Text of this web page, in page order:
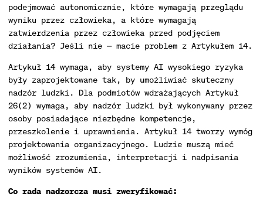
podejmować autonomicznie, które wymagają przeglądu
wyniku przez człowieka, a które wymagają
zatwierdzenia przez człowieka przed podjęciem
działania? Jeśli nie — macie problem z Artykułem 14.
Artykuł 14 wymaga, aby systemy AI wysokiego ryzyka
były zaprojektowane tak, by umożliwiać skuteczny
nadzór ludzki. Dla podmiotów wdrażających Artykuł
26(2) wymaga, aby nadzór ludzki był wykonywany przez
osoby posiadające niezbędne kompetencje,
przeszkolenie i uprawnienia. Artykuł 14 tworzy wymóg
projektowania organizacyjnego. Ludzie muszą mieć
możliwość zrozumienia, interpretacji i nadpisania
wyników systemów AI.
Co rada nadzorcza musi zweryfikować: